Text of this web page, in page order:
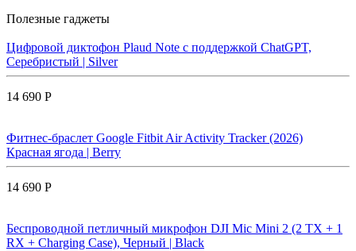
Полезные гаджеты
Цифровой диктофон Plaud Note с поддержкой ChatGPT,
Серебристый | Silver
14 690 Р
Фитнес-браслет Google Fitbit Air Activity Tracker (2026)
Красная ягода | Berry
14 690 Р
Беспроводной петличный микрофон DJI Mic Mini 2 (2 TX + 1
RX + Charging Case), Черный | Black